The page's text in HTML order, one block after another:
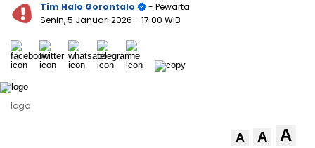
Tim Halo Gorontalo
- Pewarta
Senin, 5 Januari 2026 - 17:00 WIB
logo
A A A